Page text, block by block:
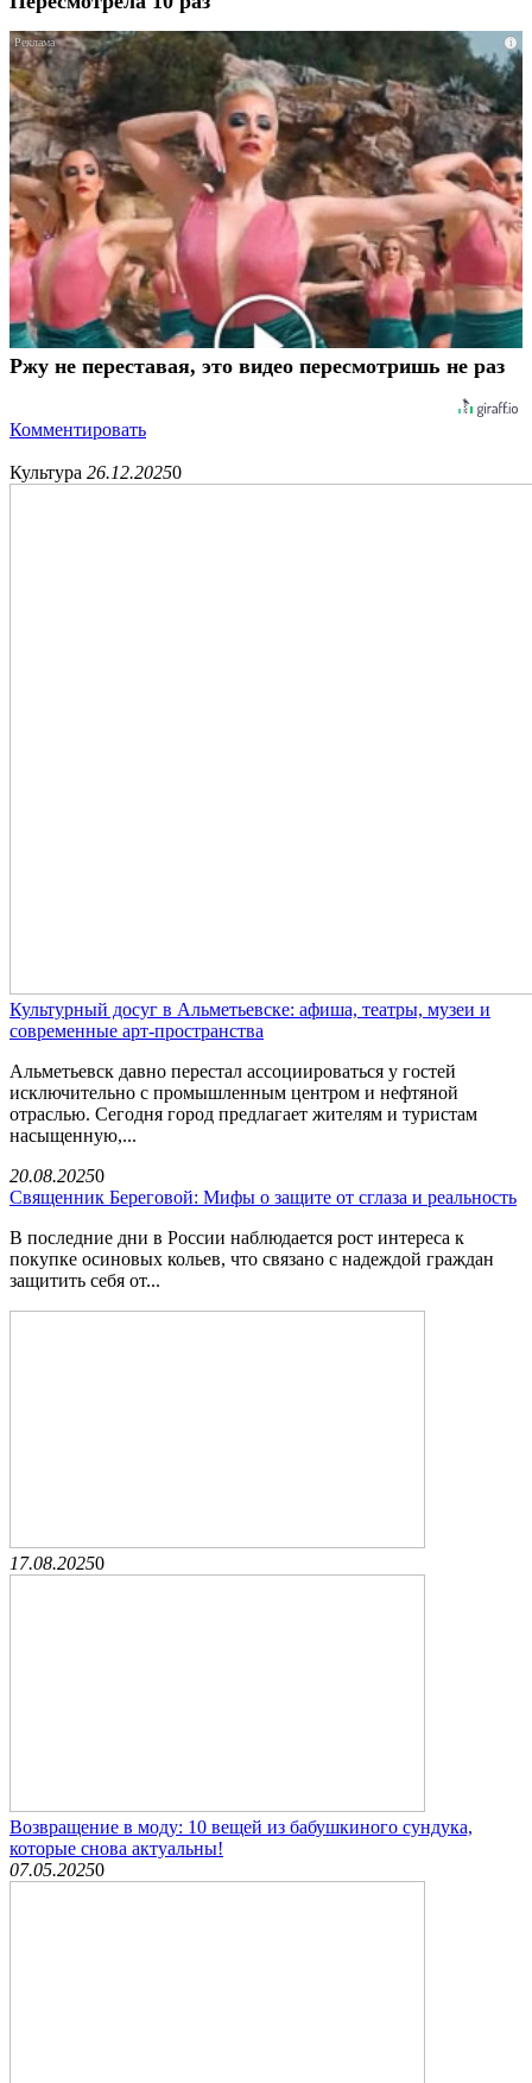
i
Ржу не переставая, это видео пересмотришь не раз
Комментировать
Культура 26.12.20250
Культурный досуг в Альметьевске: афиша, театры, музеи и
современные арт-пространства
Альметьевск давно перестал ассоциироваться у гостей
исключительно с промышленным центром и нефтяной
отраслью. Сегодня город предлагает жителям и туристам
насыщенную,...
20.08.20250
Священник Береговой: Мифы о защите от сглаза и реальность
В последние дни в России наблюдается рост интереса к
покупке осиновых кольев, что связано с надеждой граждан
защитить себя от...
17.08.20250
Возвращение в моду: 10 вещей из бабушкиного сундука,
которые снова актуальны!
07.05.20250